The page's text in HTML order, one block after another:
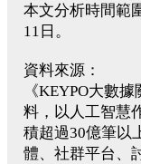
本文分析時間範
11日。
資料來源：
《KEYPO大數
料，以人工智慧
積超過30億筆以
體、社群平台、